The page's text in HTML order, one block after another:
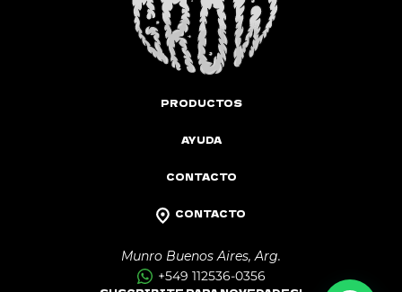
PRODUCTOS
AYUDA
CONTACTO
CONTACTO
Munro Buenos Aires, Arg.
+549 112536-0356